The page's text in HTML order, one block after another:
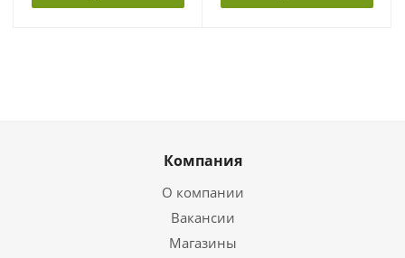
Компания
О компании
Вакансии
Магазины